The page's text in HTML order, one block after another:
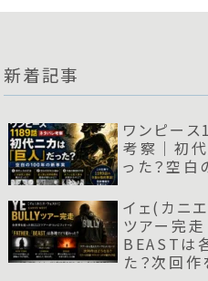
新着記事
ワンピー
考察｜初代
った？空
イェ(カニ
ツアー完走
BEASTは
た？次回作